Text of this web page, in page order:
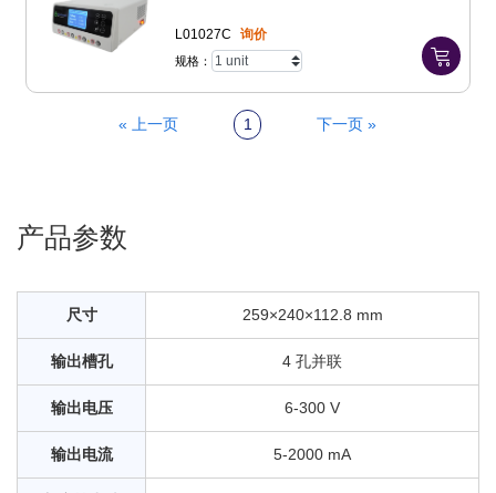
L01027C 询价
规格：
« 上一页 1 下一页 »
产品参数
尺寸 259×240×112.8 mm
输出槽孔 4 孔并联
输出电压 6-300 V
输出电流 5-2000 mA